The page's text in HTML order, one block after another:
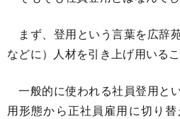
まず、登用という言葉を広辞
などに）人材を引き上げ用いる
一般的に使われる社員登用と
用形態から正社員雇用に切り